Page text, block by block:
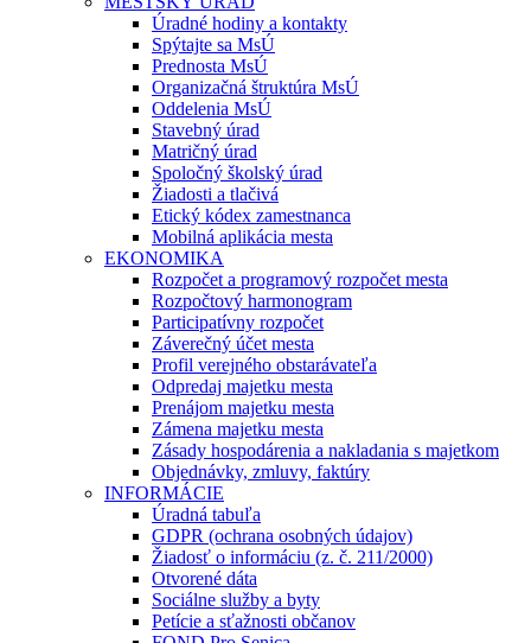
Úradné hodiny a kontakty
Spýtajte sa MsÚ
Prednosta MsÚ
Organizačná štruktúra MsÚ
Oddelenia MsÚ
Stavebný úrad
Matričný úrad
Spoločný školský úrad
Žiadosti a tlačivá
Etický kódex zamestnanca
Mobilná aplikácia mesta
EKONOMIKA
Rozpočet a programový rozpočet mesta
Rozpočtový harmonogram
Participatívny rozpočet
Záverečný účet mesta
Profil verejného obstarávateľa
Odpredaj majetku mesta
Prenájom majetku mesta
Zámena majetku mesta
Zásady hospodárenia a nakladania s majetkom
Objednávky, zmluvy, faktúry
INFORMÁCIE
Úradná tabuľa
GDPR (ochrana osobných údajov)
Žiadosť o informáciu (z. č. 211/2000)
Otvorené dáta
Sociálne služby a byty
Petície a sťažnosti občanov